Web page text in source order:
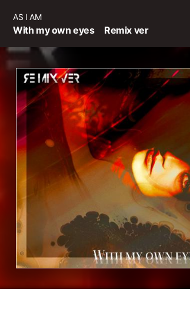
With my own eyes Remix ver
AS I AM